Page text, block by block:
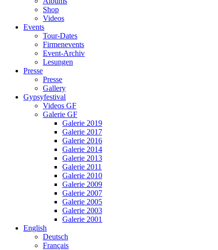
Shop
Videos
Events
Tour-Dates
Firmenevents
Event-Archiv
Lesungen
Presse
Presse
Gallery
Gypsyfestival
Videos GF
Galerie GF
Galerie 2019
Galerie 2017
Galerie 2016
Galerie 2014
Galerie 2013
Galerie 2011
Galerie 2010
Galerie 2009
Galerie 2007
Galerie 2005
Galerie 2003
Galerie 2001
English
Deutsch
Français